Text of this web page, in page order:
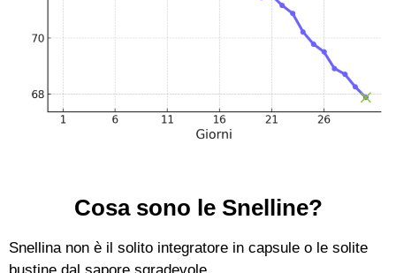
Cosa sono le Snelline?
Snellina non è il solito integratore in capsule o le solite